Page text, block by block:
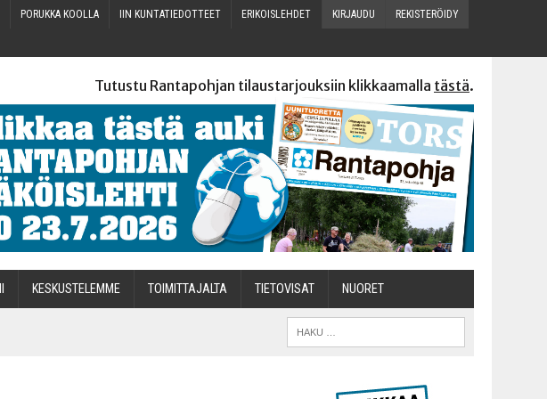
PORUK­KA KOOLLA IIN KUN­TA­TIE­DOT­TEET ERI­KOIS­LEH­DET KIR­JAU­DU REKIS­TE­RÖI­DY
Tutustu Rantapohjan tilaustarjouksiin klikkaamalla tästä.
KES­KUS­TE­LEM­ME TOI­MIT­TA­JAL­TA TIETOVISAT NUO­RET